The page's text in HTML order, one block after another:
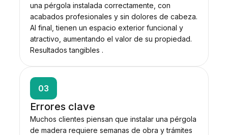
una pérgola instalada correctamente, con
acabados profesionales y sin dolores de cabeza.
Al final, tienen un espacio exterior funcional y
atractivo, aumentando el valor de su propiedad.
Resultados tangibles .
03
Errores clave
Muchos clientes piensan que instalar una pérgola
de madera requiere semanas de obra y trámites